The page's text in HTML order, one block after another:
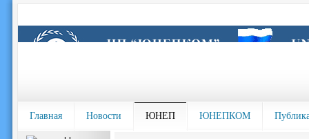
Главная Новости ЮНЕП ЮНЕПКОМ